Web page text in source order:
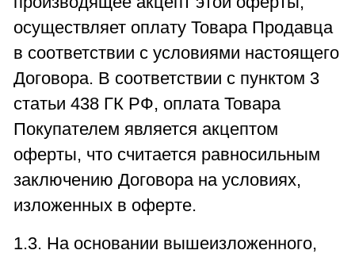
осуществляет оплату Товара Продавца
в соответствии с условиями настоящего
Договора. В соответствии с пунктом 3
статьи 438 ГК РФ, оплата Товара
Покупателем является акцептом
оферты, что считается равносильным
заключению Договора на условиях,
изложенных в оферте.
1.3. На основании вышеизложенного,